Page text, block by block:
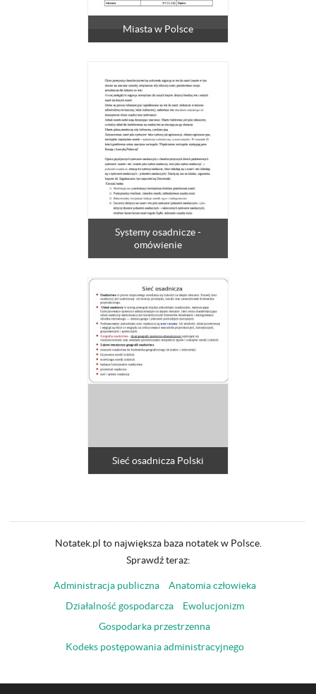
Miasta w Polsce
Systemy osadnicze -
omówienie
Sieć osadnicza Polski
Notatek.pl to największa baza notatek w Polsce.
Sprawdź teraz:
Administracja publiczna
Anatomia człowieka
Działalność gospodarcza
Ewolucjonizm
Gospodarka przestrzenna
Kodeks postępowania administracyjnego